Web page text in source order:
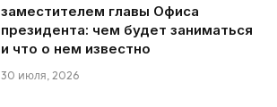
заместителем главы Офиса
президента: чем будет заниматься
и что о нем известно
30 июля, 2026